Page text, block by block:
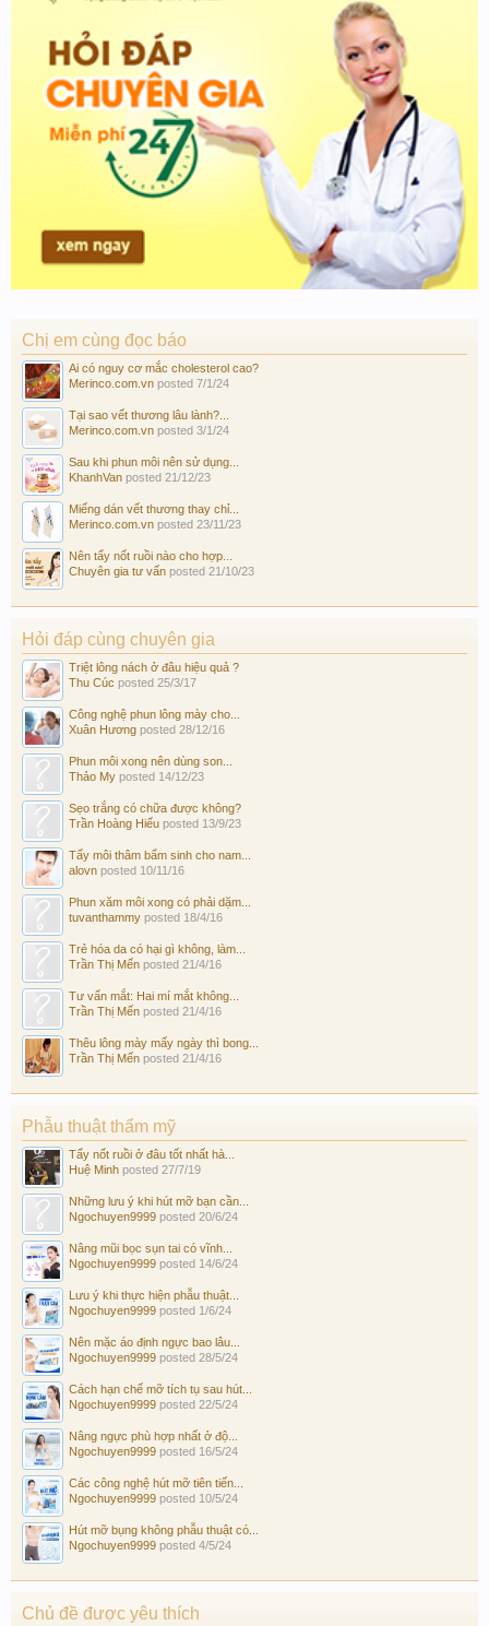
Chị em cùng đọc báo
Ai có nguy cơ mắc cholesterol cao?
Merinco.com.vn posted 7/1/24
Tại sao vết thương lâu lành?...
Merinco.com.vn posted 3/1/24
Sau khi phun môi nên sử dụng...
KhanhVan posted 21/12/23
Miếng dán vết thương thay chỉ...
Merinco.com.vn posted 23/11/23
Nên tẩy nốt ruồi nào cho hợp...
Chuyên gia tư vấn posted 21/10/23
Hỏi đáp cùng chuyên gia
Triệt lông nách ở đâu hiệu quả ?
Thu Cúc posted 25/3/17
Công nghệ phun lông mày cho...
Xuân Hương posted 28/12/16
Phun môi xong nên dùng son...
Thảo My posted 14/12/23
Sẹo trắng có chữa được không?
Trần Hoàng Hiếu posted 13/9/23
Tẩy môi thâm bẩm sinh cho nam...
alovn posted 10/11/16
Phun xăm môi xong có phải dặm...
tuvanthammy posted 18/4/16
Trẻ hóa da có hại gì không, làm...
Trần Thị Mến posted 21/4/16
Tư vấn mắt: Hai mí mắt không...
Trần Thị Mến posted 21/4/16
Thêu lông mày mấy ngày thì bong...
Trần Thị Mến posted 21/4/16
Phẫu thuật thẩm mỹ
Tẩy nốt ruồi ở đâu tốt nhất hà...
Huệ Minh posted 27/7/19
Những lưu ý khi hút mỡ bạn cần...
Ngochuyen9999 posted 20/6/24
Nâng mũi bọc sụn tai có vĩnh...
Ngochuyen9999 posted 14/6/24
Lưu ý khi thực hiện phẫu thuật...
Ngochuyen9999 posted 1/6/24
Nên mặc áo định ngực bao lâu...
Ngochuyen9999 posted 28/5/24
Cách hạn chế mỡ tích tụ sau hút...
Ngochuyen9999 posted 22/5/24
Nâng ngực phù hợp nhất ở độ...
Ngochuyen9999 posted 16/5/24
Các công nghệ hút mỡ tiên tiến...
Ngochuyen9999 posted 10/5/24
Hút mỡ bụng không phẫu thuật có...
Ngochuyen9999 posted 4/5/24
Chủ đề được yêu thích